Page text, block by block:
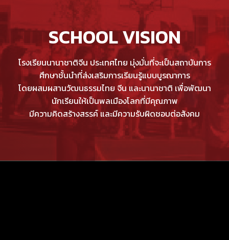
SCHOOL VISION
โรงเรียนนานาชาติจีน ประเทศไทย มุ่งมั่นที่จะเป็นสถาบันการ
ศึกษาชั้นนำที่ส่งเสริมการเรียนรู้แบบบูรณาการ
โดยผสมผสานวัฒนธรรมไทย จีน และนานาชาติ เพื่อพัฒนา
นักเรียนให้เป็นพลเมืองโลกที่มีคุณภาพ
มีความคิดสร้างสรรค์ และมีความรับผิดชอบต่อสังคม